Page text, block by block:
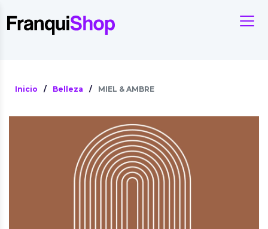
Inicio / Belleza / MIEL & AMBRE